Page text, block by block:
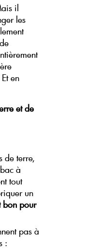
il
les
en
et de
de terre,
à
tout
un
bon pour
pas à
: